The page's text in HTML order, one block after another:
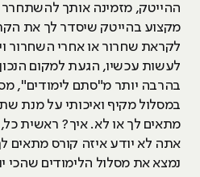
ההייטק, מזמינה אותך
מקצוע בהייטק שיסדר לך את
לקראת שחרור או אחרי השחרור
לעשות עכשיו, הגעת למקום
בהרבה יותר מ"סתם לימודים",
במסלול מקיף ואיכותי על מנת
מתאים לך או לא. איך? ראשית כל,
אתה לא יודע איזה קורס מתאים לך,
נמצא את מסלול הלימודים שהכי